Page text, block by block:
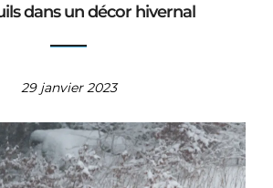
dans un décor hivernal
29 janvier 2023